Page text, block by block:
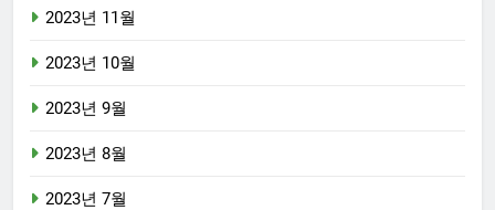
2023년 11월
2023년 10월
2023년 9월
2023년 8월
2023년 7월